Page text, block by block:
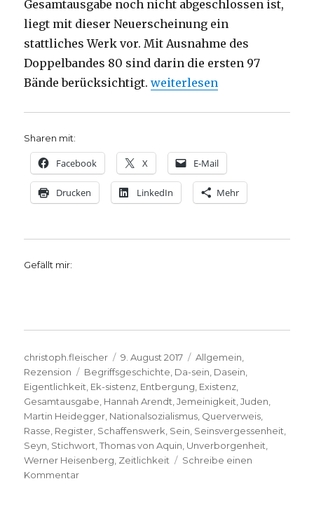
Gesamtausgabe noch nicht abgeschlossen ist,
liegt mit dieser Neuerscheinung ein
stattliches Werk vor. Mit Ausnahme des
Doppelbandes 80 sind darin die ersten 97
Bände berücksichtigt.„Registerband zur
weiterlesen
Sharen mit:
Facebook X E-Mail
Drucken LinkedIn Mehr
Gefällt mir:
Autor
christoph.fleischer
Veröffentlicht
am
9. August 2017 Kategorien
Allgemein
Rezension
Schlagwörter
Begriffsgeschichte Da-sein Dasein
Eigentlichkeit Ek-sistenz Entbergung Existenz
Gesamtausgabe Hannah Arendt ,Jemeinigkeit ,Juden
Martin Heidegger Nationalsozialismus Querverweis
Rasse Register Schaffenswerk Sein Seinsvergessenheit
Seyn Stichwort ,Thomas von Aquin Unverborgenheit
Werner Heisenberg Zeitlichkeit
Schreibe einen
Kommentarzu